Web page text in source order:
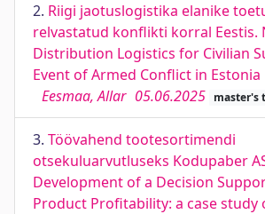
2. Riigi jaotuslogistika elanike
relvastatud konflikti korral Eestis.
Distribution Logistics for Civilian
Event of Armed Conflict in Estonia
Eesmaa, Allar 05.06.2025 master's
3. Töövahend tootesortimendi
otsekuluarvutluseks Kodupaber
Development of a Decision
Product Profitability: a case study